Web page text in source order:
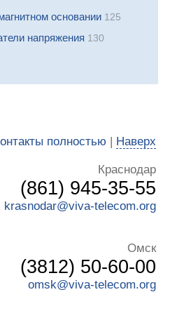
основании125
напряжения 130
полностью Наверх
Краснодар
(861) 945-35-55
krasnodar@viva-telecom.org
Омск
(3812) 50-60-00
omsk@viva-telecom.org